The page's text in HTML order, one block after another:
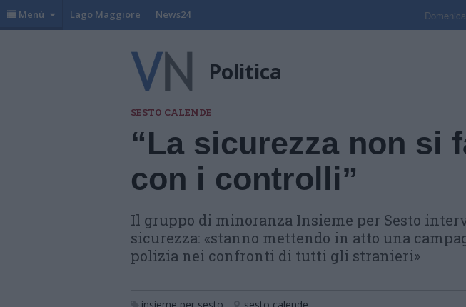
Menù Lago Maggiore News24
Politica
SESTO CALENDE
“La sicurezza non si
con i controlli”
Il gruppo di minoranza Insieme per Sesto
sicurezza: «stanno mettendo in atto una
polizia nei confronti di tutti gli stranieri»